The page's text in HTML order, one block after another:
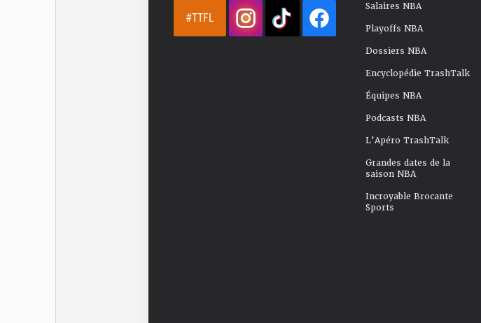
#TTFL
Salaires NBA
Playoffs NBA
Dossiers NBA
Encyclopédie TrashTalk
Équipes NBA
Podcasts NBA
L'Apéro TrashTalk
Grandes dates de la
saison NBA
Incroyable Brocante
Sports